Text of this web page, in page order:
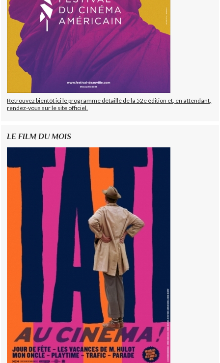
Retrouvez bientôt ici le programme détaillé de la 52e édition et, en attendant,
rendez-vous sur le site officiel.
LE FILM DU MOIS